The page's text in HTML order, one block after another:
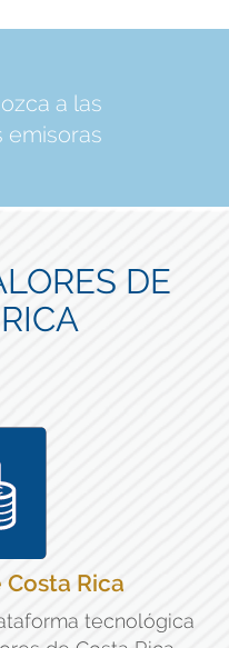
a las
emisoras
DE
Rica
tecnológica